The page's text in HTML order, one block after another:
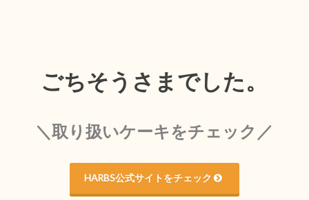
ごちそうさまでした。
＼取り扱いケーキをチェック／
HARBS公式サイトをチェック